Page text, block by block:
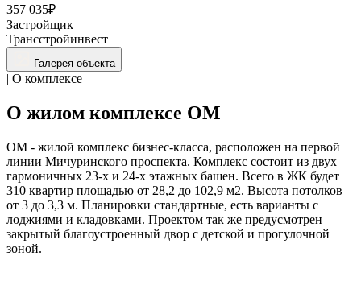
357 035₽
Застройщик
Трансстройинвест
Галерея объекта
| О комплексе
О жилом комплексе ОМ
ОМ - жилой комплекс бизнес-класса, расположен на первой
линии Мичуринского проспекта. Комплекс состоит из двух
гармоничных 23-х и 24-х этажных башен. Всего в ЖК будет
310 квартир площадью от 28,2 до 102,9 м2. Высота потолков
от 3 до 3,3 м. Планировки стандартные, есть варианты с
лоджиями и кладовками. Проектом так же предусмотрен
закрытый благоустроенный двор с детской и прогулочной
зоной.